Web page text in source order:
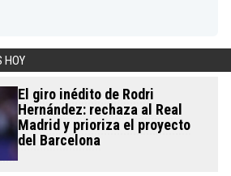
HOY
El giro inédito de Rodri
Hernández: rechaza al Real
Madrid y prioriza el proyecto
del Barcelona